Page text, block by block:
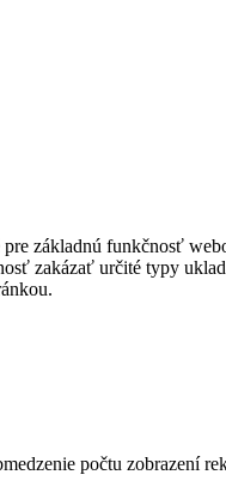
základnú funkčnosť
zakázať určité typy
počtu zobrazení